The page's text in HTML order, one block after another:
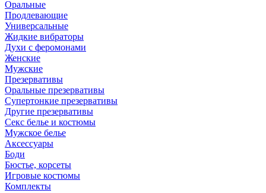
Оральные
Продлевающие
Универсальные
Жидкие вибраторы
Духи с феромонами
Женские
Мужские
Презервативы
Оральные презервативы
Супертонкие презервативы
Другие презервативы
Секс белье и костюмы
Мужское белье
Аксессуары
Боди
Бюстье, корсеты
Игровые костюмы
Комплекты